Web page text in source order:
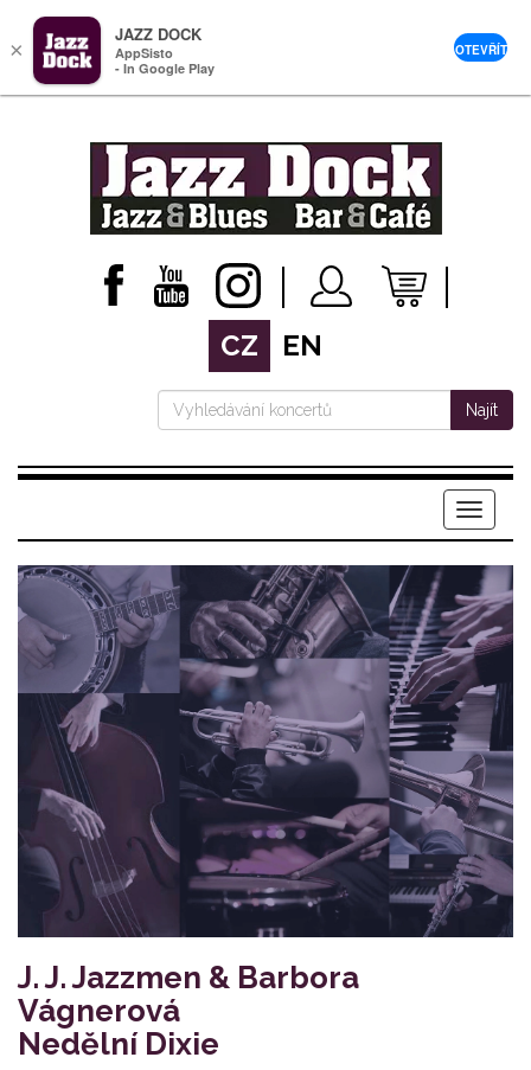
CZ EN
Najít
Menu
J. J. Jazzmen & Barbora
Vágnerová
Nedělní Dixie
×
JAZZ DOCK
AppSisto
- In Google Play
OTEVŘÍT